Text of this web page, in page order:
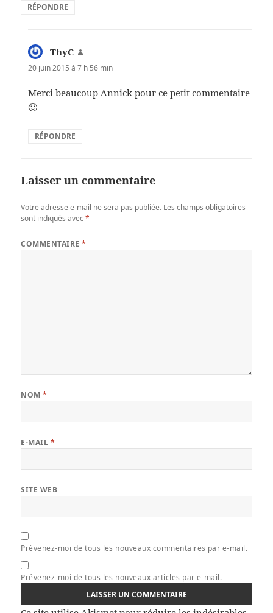
RÉPONDRE
ThyC
20 juin 2015 à 7 h 56 min
Merci beaucoup Annick pour ce petit commentaire
🙂
RÉPONDRE
Laisser un commentaire
Votre adresse e-mail ne sera pas publiée. Les champs obligatoires
sont indiqués avec*
COMMENTAIRE*
NOM*
E-MAIL *
SITE WEB
Prévenez-moi de tous les nouveaux commentaires par e-mail.
Prévenez-moi de tous les nouveaux articles par e-mail.